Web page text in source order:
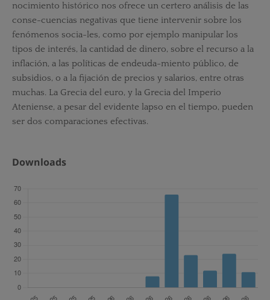
nocimiento histórico nos ofrece un certero análisis de las
conse-cuencias negativas que tiene intervenir sobre los
fenómenos socia-les, como por ejemplo manipular los
tipos de interés, la cantidad de dinero, sobre el recurso a la
inflación, a las políticas de endeuda-miento público, de
subsidios, o a la fijación de precios y salarios, entre otras
muchas. La Grecia del euro, y la Grecia del Imperio
Ateniense, a pesar del evidente lapso en el tiempo, pueden
ser dos comparaciones efectivas.
Downloads